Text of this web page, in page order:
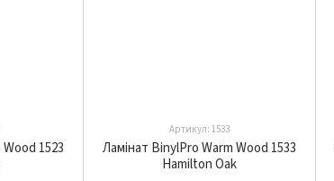
1523
Артикул: 1533
Ламінат BinylPro Warm Wood 1533
Hamilton Oak